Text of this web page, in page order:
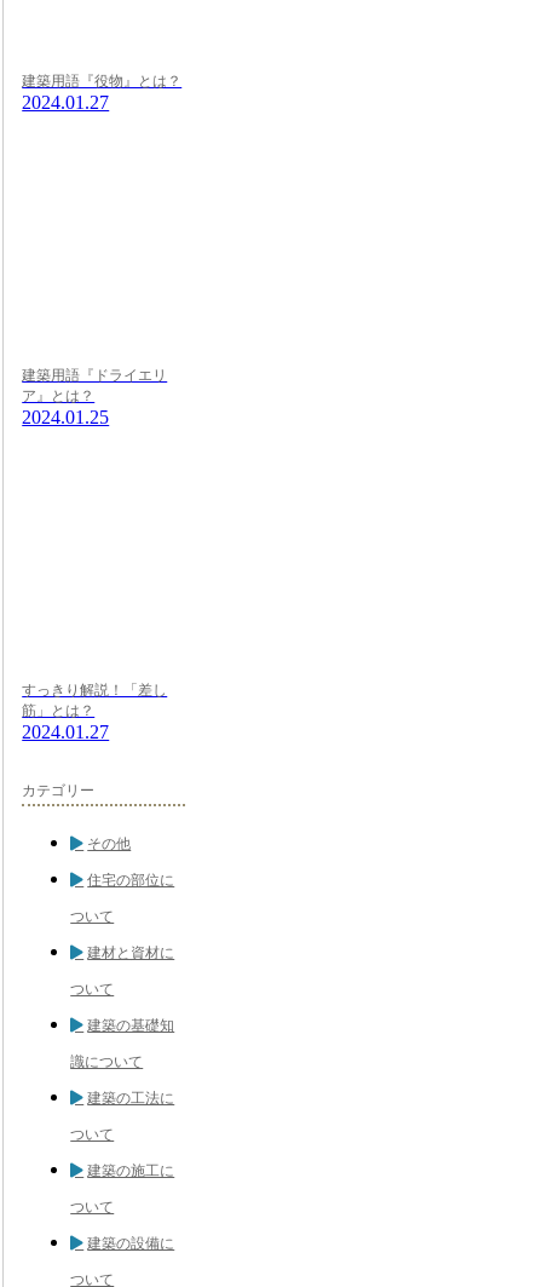
建築用語『役物』とは？
2024.01.27
建築用語『ドライエリ
ア』とは？
2024.01.25
すっきり解説！「差し
筋」とは？
2024.01.27
カテゴリー
その他
住宅の部位に
ついて
建材と資材に
ついて
建築の基礎知
識について
建築の工法に
ついて
建築の施工に
ついて
建築の設備に
ついて